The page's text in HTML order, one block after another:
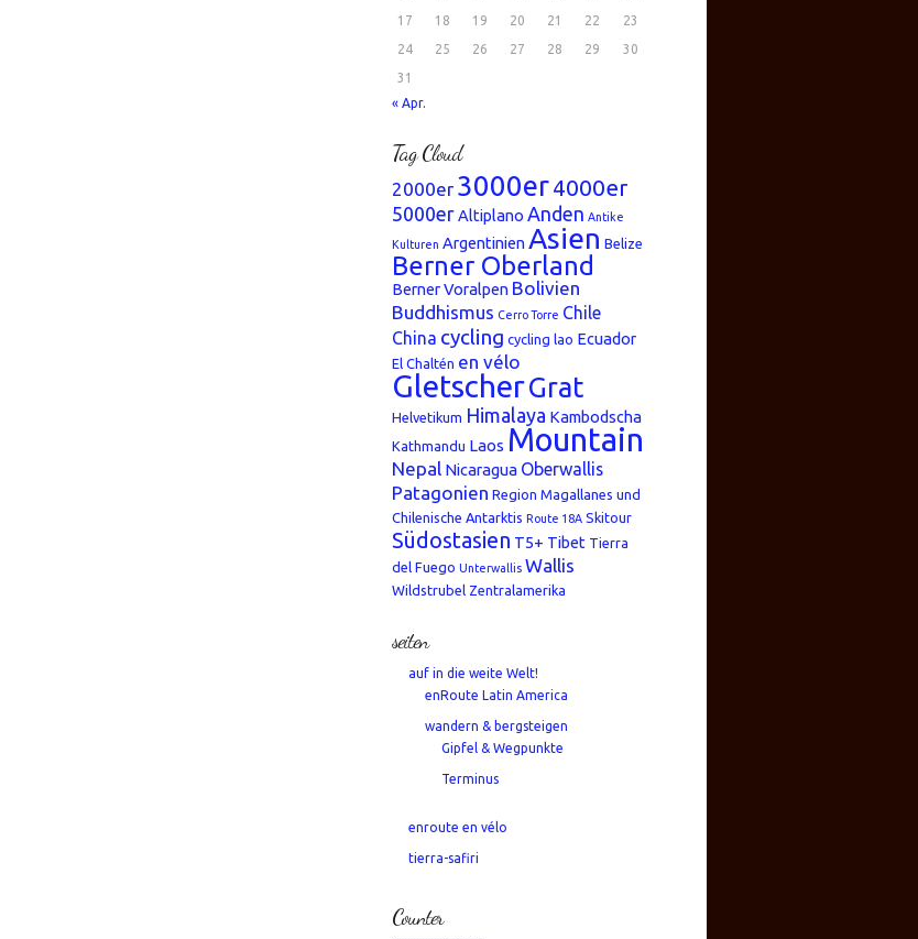
17
18 19 20 21 22
23
24
25 26 27 28 29
30
31
« Apr.
Tag Cloud
2000er 3000er4000er
5000erAltiplano Anden Antike
Kulturen Argentinien Asien Belize
Berner Oberland
Berner Voralpen Bolivien
Buddhismus Cerro Torre Chile
China cycling cycling lao Ecuador
El Chaltén en vélo
GletscherGrat
Helvetikum Himalaya Kambodscha
Kathmandu Laos Mountain
Nepal Nicaragua Oberwallis
Patagonien Region Magallanes und
Chilenische Antarktis Route 18A Skitour
Südostasien T5+ Tibet Tierra
del Fuego Unterwallis Wallis
Wildstrubel Zentralamerika
seiten
auf in die weite Welt!
enRoute Latin America
wandern & bergsteigen
Gipfel & Wegpunkte
Terminus
enroute en vélo
tierra-safiri
Counter